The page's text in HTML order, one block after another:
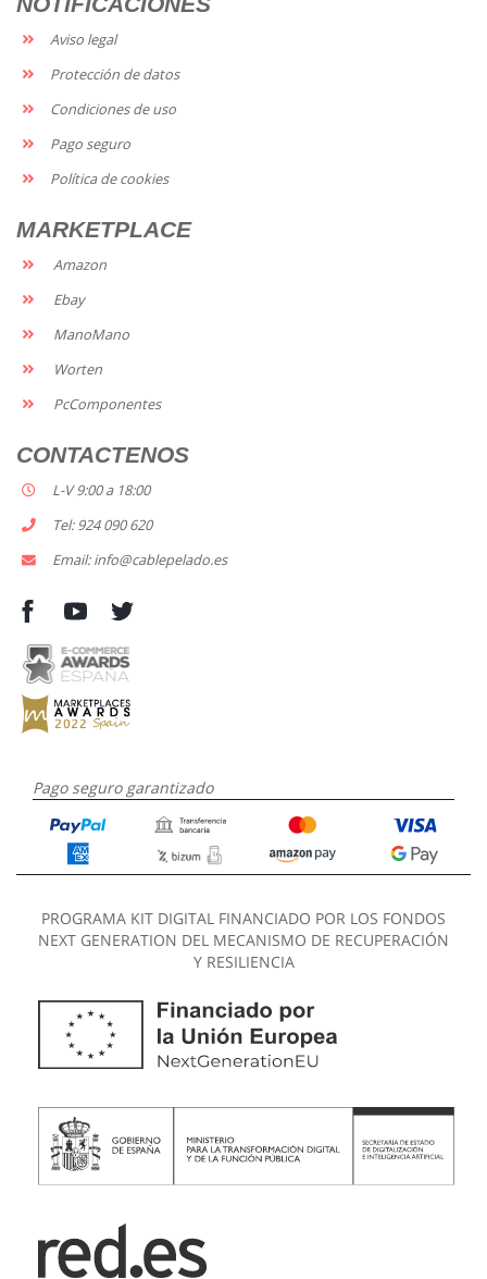
Aviso legal
Protección de datos
Condiciones de uso
Pago seguro
Política de cookies
MARKETPLACE
Amazon
Ebay
ManoMano
Worten
PcComponentes
CONTACTENOS
L-V 9:00 a 18:00
Tel: 924 090 620
Email: info@cablepelado.es
Pago seguro garantizado
PROGRAMA KIT DIGITAL FINANCIADO POR LOS FONDOS
NEXT GENERATION DEL MECANISMO DE RECUPERACIÓN
Y RESILIENCIA